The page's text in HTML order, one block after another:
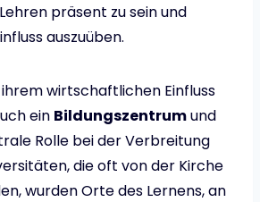
präsent zu sein und
auszuüben.
wirtschaftlichen Einfluss
ein Bildungszentrumund
Rolle bei der Verbreitung
die oft von der Kirche
wurden Orte des Lernens, an